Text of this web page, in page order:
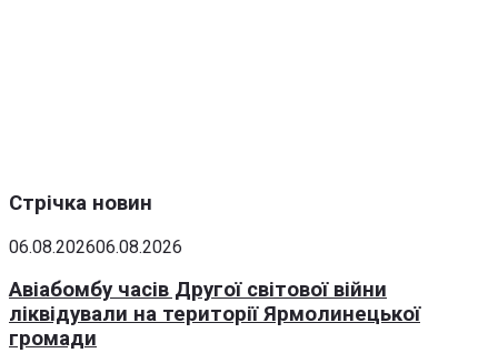
Стрічка новин
06.08.202606.08.2026
Авіабомбу часів Другої світової війни
ліквідували на території Ярмолинецької
громади